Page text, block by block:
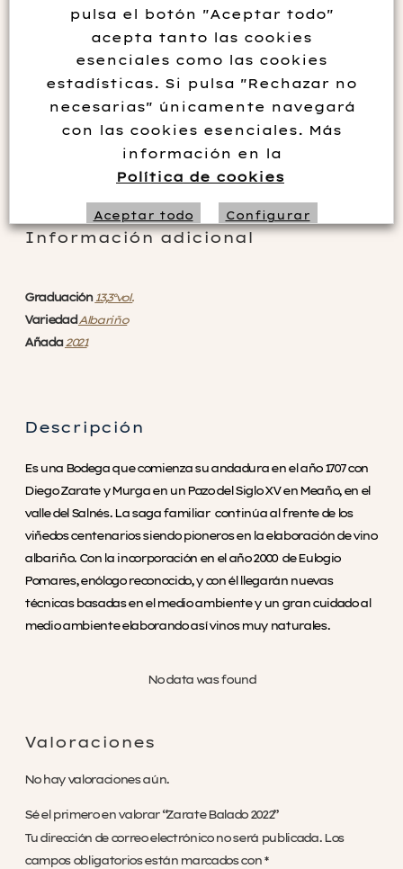
evolucionará favorablemente en los próximos 5-10 años. Muy
graso y amplio en boca y muy complejo en nariz, con aromas
intensos.
Añadir al carrito
Información adicional
Graduación13,3°vol.
Variedad Albariño
Añada2021
Descripción
Es una Bodega que comienza su andadura en el año 1707 con
Diego Zarate y Murga en un Pazo del Siglo XV en Meaño, en el
valle del Salnés. La saga familiar continúa al frente de los
viñedos centenarios siendo pioneros en la elaboración de vino
albariño. Con la incorporación en el año 2000 de Eulogio
Pomares, enólogo reconocido, y con él llegarán nuevas
técnicas basadas en el medio ambiente y un gran cuidado al
medio ambiente elaborando así vinos muy naturales.
No data was found
Valoraciones
No hay valoraciones aún.
Sé el primero en valorar “Zarate Balado 2022”
Tu dirección de correo electrónico no será publicada. Los
campos obligatorios están marcados con *
pulsa el botón "Aceptar todo"
acepta tanto las cookies
esenciales como las cookies
estadísticas. Si pulsa "Rechazar no
necesarias" únicamente navegará
con las cookies esenciales. Más
información en la
Política de cookies
Aceptar todo Configurar